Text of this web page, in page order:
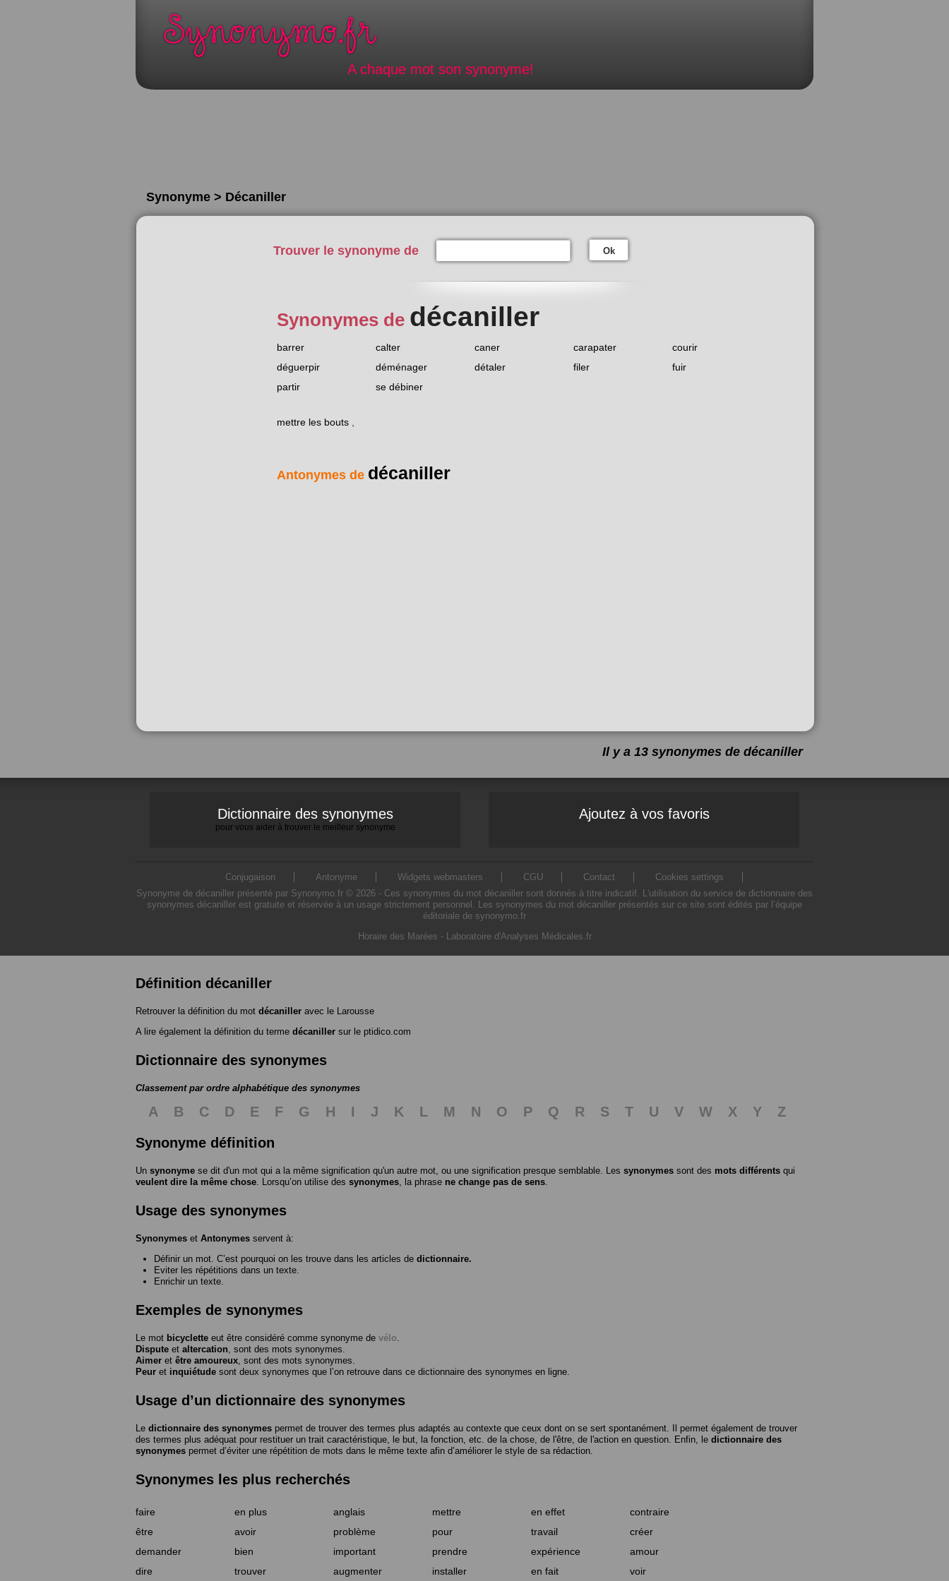
A chaque mot son synonyme!
Synonyme > Décaniller
Trouver le synonyme de Ok
Synonymes de décaniller
barrer calter caner carapater
courir
déguerpir
déménager détaler filer
fuir
partir
se débiner
mettre les bouts
Antonymes de décaniller
Il y a 13 synonymes de décaniller
Dictionnaire des synonymes
pour vous aider à trouver le meilleur synonyme
Ajoutez à vos favoris
Conjugaison Antonyme Widgets webmasters CGU Contact
Cookies settings
Synonyme de décaniller présenté par Synonymo.fr © 2026 - Ces synonymes du mot décaniller sont donnés à titre indicatif. L'utilisation du service de dictionnaire des
synonymes décaniller est gratuite et réservée à un usage strictement personnel. Les synonymes du mot décaniller présentés sur ce site sont édités par l’équipe
éditoriale de synonymo.fr
Horaire des Marées - Laboratoire d'Analyses Médicales.fr
Définition décaniller
Retrouver la définition du mot décaniller avec le Larousse
A lire également la définition du terme décaniller sur le ptidico.com
Dictionnaire des synonymes
Classement par ordre alphabétique des synonymes
A B C D E F G H I J K L M N O P Q R S T U V W X Y
Z
Synonyme définition
Un synonyme se dit d'un mot qui a la même signification qu'un autre mot, ou une signification presque semblable. Les synonymes sont des mots différents qui
veulent dire la même chose . Lorsqu’on utilise des synonymes , la phrase ne change pas de sens
Usage des synonymes
Synonymes et Antonymes servent à:
Définir un mot. C’est pourquoi on les trouve dans les articles de dictionnaire.
Eviter les répétitions dans un texte.
Enrichir un texte.
Exemples de synonymes
Le mot bicyclette eut être considéré comme synonyme de vélo
Dispute et altercation , sont des mots synonymes.
Aimer et être amoureux , sont des mots synonymes.
Peur et inquiétude sont deux synonymes que l’on retrouve dans ce dictionnaire des synonymes en ligne.
Usage d’un dictionnaire des synonymes
Le dictionnaire des synonymes permet de trouver des termes plus adaptés au contexte que ceux dont on se sert spontanément. Il permet également de trouver
des termes plus adéquat pour restituer un trait caractéristique, le but, la fonction, etc. de la chose, de l'être, de l'action en question. Enfin, le dictionnaire des
synonymes permet d’éviter une répétition de mots dans le même texte afin d’améliorer le style de sa rédaction.
Synonymes les plus recherchés
faire en plus anglais mettre en effet
contraire
être
avoir problème pour travail
créer
demander
bien important prendre expérience
amour
dire
trouver augmenter installer en fait voir